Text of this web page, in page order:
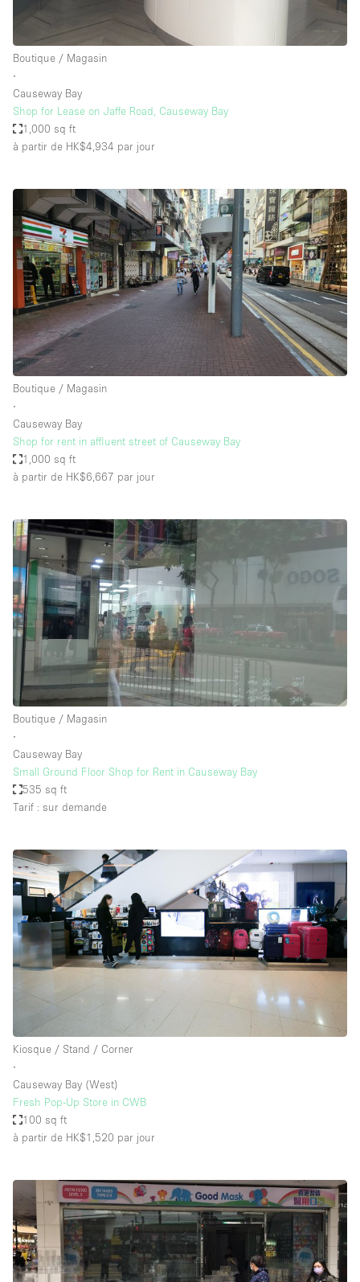
Boutique / Magasin
∙
Causeway Bay
Shop for Lease on Jaffe Road, Causeway Bay
1,000 sq ft
à partir de HK$4,934 par jour
Boutique / Magasin
∙
Causeway Bay
Shop for rent in affluent street of Causeway Bay
1,000 sq ft
à partir de HK$6,667 par jour
Boutique / Magasin
∙
Causeway Bay
Small Ground Floor Shop for Rent in Causeway Bay
535 sq ft
Tarif : sur demande
Kiosque / Stand / Corner
∙
Causeway Bay (West)
Fresh Pop-Up Store in CWB
100 sq ft
à partir de HK$1,520 par jour